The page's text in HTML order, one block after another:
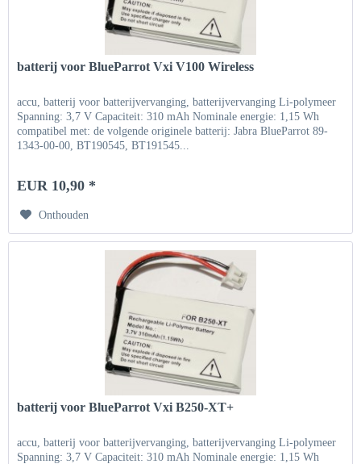
batterij voor BlueParrot Vxi V100 Wireless
accu, batterij voor batterijvervanging, batterijvervanging Li-polymeer
Spanning: 3,7 V Capaciteit: 310 mAh Nominale energie: 1,15 Wh
compatibel met: de volgende originele batterij: Jabra BlueParrot 89-
1343-00-00, BT190545, BT191545...
EUR 10,90 *
Onthouden
batterij voor BlueParrot Vxi B250-XT+
accu, batterij voor batterijvervanging, batterijvervanging Li-polymeer
Spanning: 3,7 V Capaciteit: 310 mAh Nominale energie: 1,15 Wh